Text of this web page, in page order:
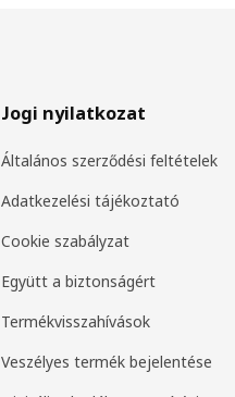
Jogi nyilatkozat
Általános szerződési feltételek
Adatkezelési tájékoztató
Cookie szabályzat
Együtt a biztonságért
Termékvisszahívások
Veszélyes termék bejelentése